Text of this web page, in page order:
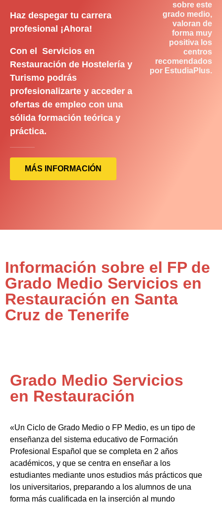
Haz despegar tu carrera
profesional ¡Ahora!
Con el Servicios en
Restauración de Hostelería y
Turismo podrás
profesionalizarte y acceder a
ofertas de empleo con una
sólida formación teórica y
práctica.
MÁS INFORMACIÓN
sobre este
grado medio,
valoran de
forma muy
positiva los
centros
recomendados
por EstudiaPlus.
Información sobre el FP de
Grado Medio Servicios en
Restauración en Santa
Cruz de Tenerife
Grado Medio Servicios
en Restauración
«Un Ciclo de Grado Medio o FP Medio, es un tipo de
enseñanza del sistema educativo de Formación
Profesional Español que se completa en 2 años
académicos, y que se centra en enseñar a los
estudiantes mediante unos estudios más prácticos que
los universitarios, preparando a los alumnos de una
forma más cualificada en la inserción al mundo